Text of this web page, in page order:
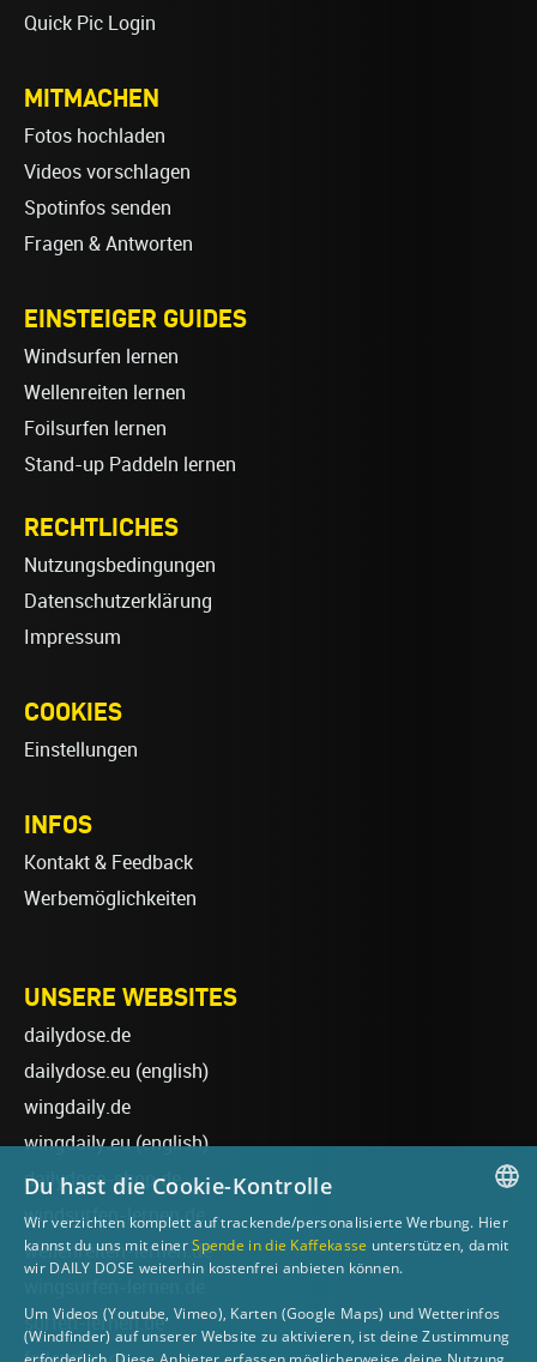
Quick Pic Login
MITMACHEN
Fotos hochladen
Videos vorschlagen
Spotinfos senden
Fragen & Antworten
EINSTEIGER GUIDES
Windsurfen lernen
Wellenreiten lernen
Foilsurfen lernen
Stand-up Paddeln lernen
RECHTLICHES
Nutzungsbedingungen
Datenschutzerklärung
Impressum
COOKIES
Einstellungen
INFOS
Kontakt & Feedback
Werbemöglichkeiten
UNSERE WEBSITES
dailydose.de
dailydose.eu (english)
wingdaily.de
wingdaily.eu(english)
dailydose-shop.de
windsurfen-lernen.de
wellenreiten-lernen.de
surfen-lernen.de
GERMAN
Du hast die Cookie-Kontrolle
Wir verzichten komplett auf trackende/personalisierte Werbung. Hier
kannst du uns mit einerSpende in die Kaffekasse unterstützen, damit
wir DAILY DOSE weiterhin kostenfrei anbieten können.
Um Videos (Youtube, Vimeo), Karten (Google Maps) und Wetterinfos
(Windfinder) auf unserer Website zu aktivieren, ist deine Zustimmung